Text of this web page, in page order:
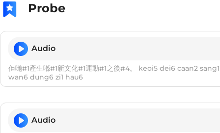
Probe
Audio
佢哋#1產生喺#1新文化#1運動#1之後#4。 keoi5 dei6 caan2 sang1 hai2 san1 man4 faa3
wan6 dung6 zi1 hau6
Audio